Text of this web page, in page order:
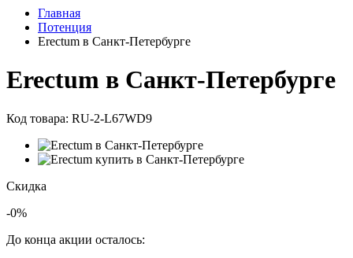
Главная
Потенция
Erectum в Санкт-Петербурге
Erectum в Санкт-Петербурге
Код товара: RU-2-L67WD9
Скидка
-0%
До конца акции осталось: